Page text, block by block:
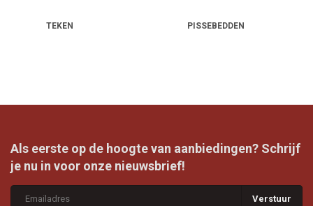
Met een zorgvuldig samengesteld assortiment van huismerk en A-
TEKEN PISSEBEDDEN
Als eerste op de hoogte van aanbiedingen? Schrijf
je nu in voor onze nieuwsbrief!
Verstuur